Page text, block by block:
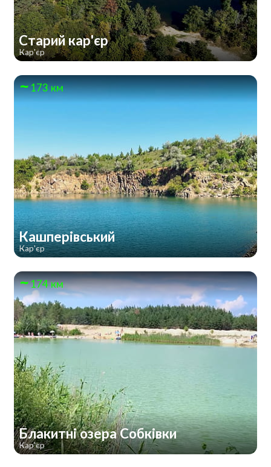
Старий кар'єр
Кар'єр
173 км
Кашперівський
Кар'єр
174 км
Блакитні озера Собківки
Кар'єр